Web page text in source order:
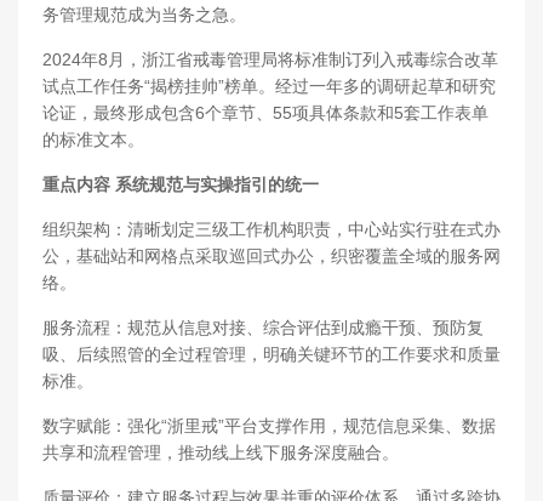
务管理规范成为当务之急。
2024年8月，浙江省戒毒管理局将标准制订列入戒毒综合改革
试点工作任务“揭榜挂帅”榜单。经过一年多的调研起草和研究
论证，最终形成包含6个章节、55项具体条款和5套工作表单
的标准文本。
重点内容 系统规范与实操指引的统一
组织架构：清晰划定三级工作机构职责，中心站实行驻在式办
公，基础站和网格点采取巡回式办公，织密覆盖全域的服务网
络。
服务流程：规范从信息对接、综合评估到成瘾干预、预防复
吸、后续照管的全过程管理，明确关键环节的工作要求和质量
标准。
数字赋能：强化“浙里戒”平台支撑作用，规范信息采集、数据
共享和流程管理，推动线上线下服务深度融合。